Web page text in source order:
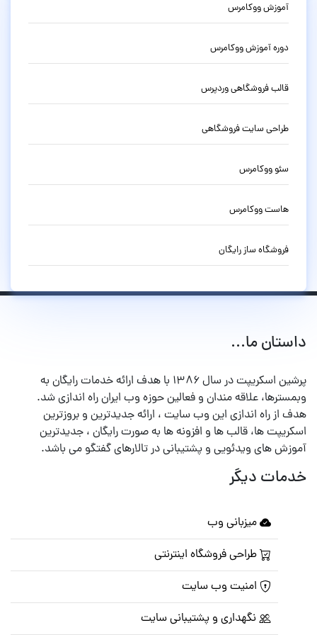
آموزش ووکامرس
دوره آموزش ووکامرس
قالب فروشگاهی وردپرس
طراحی سایت فروشگاهی
سئو ووکامرس
هاست ووکامرس
فروشگاه ساز رایگان
داستان ما...
پرشین اسکریپت در سال ۱۳۸۶ با هدف ارائه خدمات رایگان به
وبمسترها، علاقه مندان و فعالین حوزه وب ایران راه اندازی شد.
هدف از راه اندازی این وب سایت ، ارائه جدیدترین و بروزترین
اسکریپت ها، قالب ها و افزونه ها به صورت رایگان ، جدیدترین
آموزش های ویدئویی و پشتیبانی در تالارهای گفتگو می باشد.
خدمات دیگر
میزبانی وب
طراحی فروشگاه اینترنتی
امنیت وب سایت
نگهداری و پشتیبانی سایت